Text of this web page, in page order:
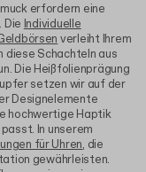
erfordern eine
Die Individuelle
verleiht Ihrem
diese Schachteln aus
Die Heißfolienprägung
setzen wir auf der
Designelemente
hochwertige Haptik
In unserem
für Uhren, die
gewährleisten.